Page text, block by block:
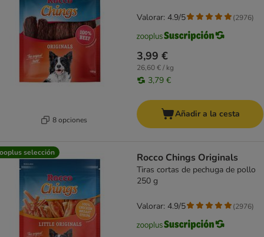
8 opciones
3,99 €
26,60 € / kg
3,79 €
Valorar: 4.9/5 (2976)
Añadir a la cesta
selección Rocco Chings Originals
Tiras cortas de pechuga de pollo
250 g
Valorar: 4.9/5 (2976)